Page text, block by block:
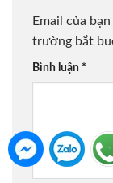
Email của
trường bắt
Bình luận *